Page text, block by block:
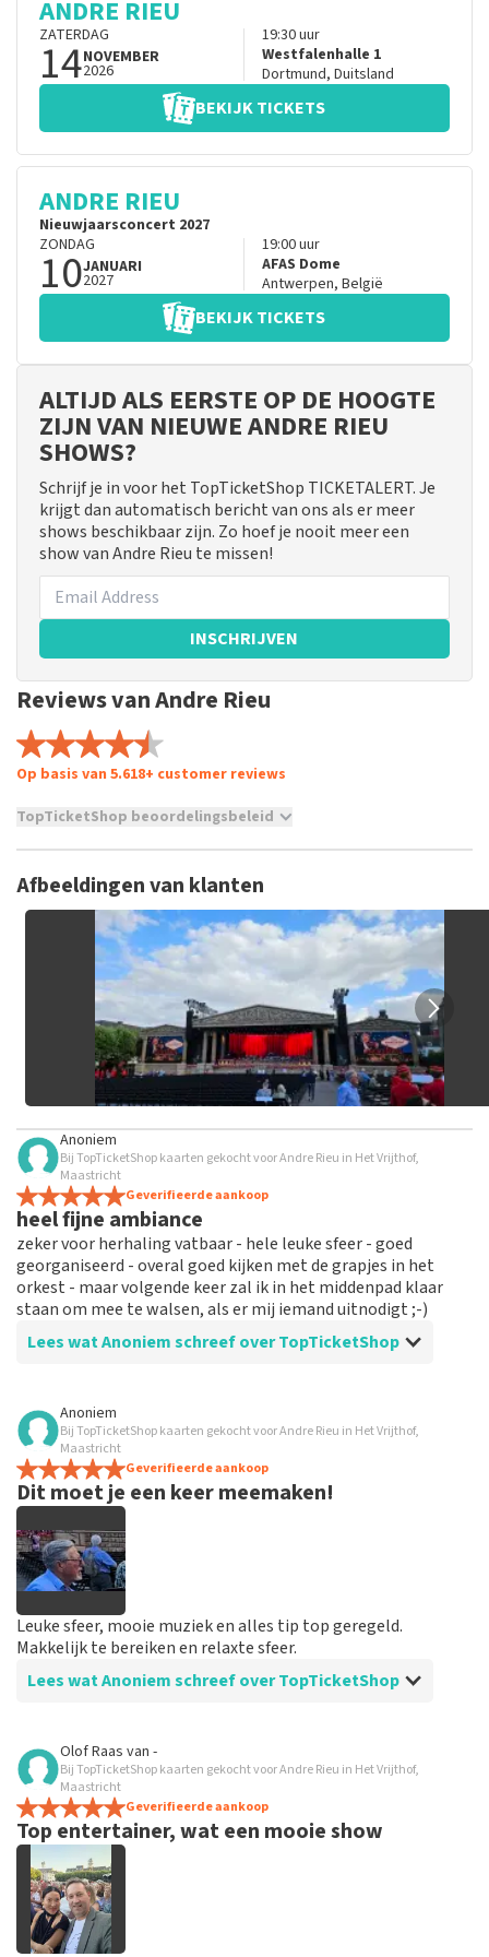
ANDRE RIEU
ZATERDAG
14NOVEMBER
2026
19:30uur
Westfalenhalle 1
Dortmund, Duitsland
BEKIJK TICKETS
ANDRE RIEU
Nieuwjaarsconcert 2027
ZONDAG
10JANUARI
2027
19:00uur
AFAS Dome
Antwerpen, België
BEKIJK TICKETS
ALTIJD ALS EERSTE OP DE HOOGTE
ZIJN VAN NIEUWE ANDRE RIEU
SHOWS?
Schrijf je in voor het TopTicketShop TICKETALERT. Je
krijgt dan automatisch bericht van ons als er meer
shows beschikbaar zijn. Zo hoef je nooit meer een
show van Andre Rieu te missen!
INSCHRIJVEN
Reviews van Andre Rieu
Op basis van 5.618+ customer reviews
TopTicketShop beoordelingsbeleid
niet mogelijk om een review achter te laten als je geen
tickets hebt aangeschaft bij TopTicketShop. Reviews met
grof taalgebruik en/of onwaarheden worden niet geplaatst.
Het kan enkele weken duren voordat een review wordt
Afbeeldingen van klanten
Anoniem
Bij TopTicketShop kaarten gekocht voor Andre Rieu in Het Vrijthof,
Maastricht
Geverifieerde aankoop
heel fijne ambiance
zeker voor herhaling vatbaar - hele leuke sfeer - goed
georganiseerd - overal goed kijken met de grapjes in het
orkest - maar volgende keer zal ik in het middenpad klaar
staan om mee te walsen, als er mij iemand uitnodigt ;-)
Lees wat Anoniem schreef over TopTicketShop
Beoordeling van Anoniem over
alles in orde
spannend dat je maar zo kort op voorhand de tickets
hebt maar alles was in orde...
Anoniem
Bij TopTicketShop kaarten gekocht voor Andre Rieu in Het Vrijthof,
Maastricht
Geverifieerde aankoop
Dit moet je een keer meemaken!
Leuke sfeer, mooie muziek en alles tip top geregeld.
Makkelijk te bereiken en relaxte sfeer.
Lees wat Anoniem schreef over TopTicketShop
Beoordeling van Anoniem over
Goed en snel geregeld
Binnen een week waren de tickets binnen. Alles keurig
geregeld en goed geïnformeerd vooraf aan het
evenement.
Olof Raas van -
Bij TopTicketShop kaarten gekocht voor Andre Rieu in Het Vrijthof,
Maastricht
Geverifieerde aankoop
Top entertainer, wat een mooie show